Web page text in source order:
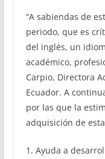
“A sabiendas de
periodo, que es
del inglés, un
académico,
Carpio, Directora
Ecuador. A
por las que la
adquisición de
1. Ayuda a